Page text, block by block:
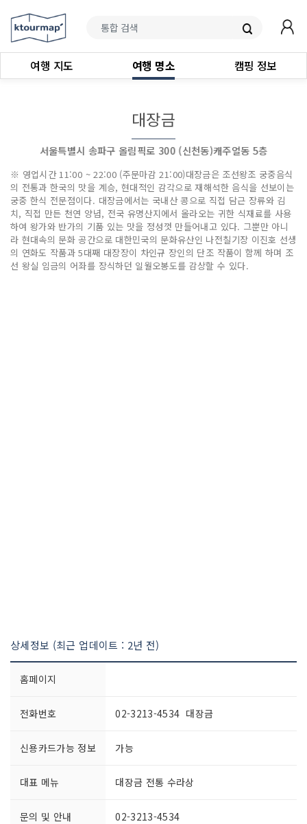
여행 지도 여행 명소 캠핑 정보
대장금
서울특별시 송파구 올림픽로 300 (신천동)캐주얼동 5층
※ 영업시간 11:00 ~ 22:00 (주문마감 21:00)대장금은 조선왕조 궁중음식
의 전통과 한국의 맛을 계승, 현대적인 감각으로 재해석한 음식을 선보이는
궁중 한식 전문점이다. 대장금에서는 국내산 콩으로 직접 담근 장류와 김
치, 직접 만든 천연 양념, 전국 유명산지에서 올라오는 귀한 식재료를 사용
하여 왕가와 반가의 기품 있는 맛을 정성껏 만들어내고 있다. 그뿐만 아니
라 현대속의 문화 공간으로 대한민국의 문화유산인 나전칠기장 이진호 선생
의 연화도 작품과 5대째 대장장이 차인규 장인의 단조 작품이 함께 하며 조
선 왕실 임금의 어좌를 장식하던 일월오봉도를 감상할 수 있다.
상세정보 (최근 업데이트 : 2년 전)
홈페이지
전화번호 02-3213-4534 대장금
신용카드가능 정보 가능
대표 메뉴 대장금 전통 수라상
문의 및 안내 02-3213-4534